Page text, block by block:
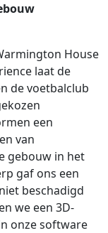
House
laat de
de voetbalclub
een
van
gebouw in het
gaf ons een
beschadigd
we een 3D-
onze software